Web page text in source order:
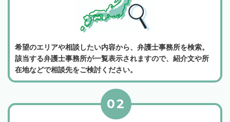
希望のエリアや相談したい内容から、弁護士事務所を検索。
該当する弁護士事務所が一覧表示されますので、紹介文や所
在地などで相談先をご検討ください。
02